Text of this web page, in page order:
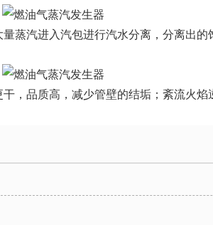
蒸汽进入汽包进行汽水分离，分离出
，品质高，减少管壁的结垢；紊流火焰